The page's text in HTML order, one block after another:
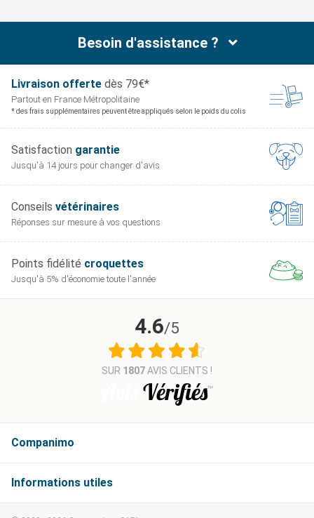
Besoin d'assistance ?
Livraison offerte dès 79€*
Partout en France Métropolitaine
* des frais supplémentaires peuvent être appliqués selon le poids du colis
Satisfaction garantie
Jusqu'à 14 jours pour changer d'avis
Conseils vétérinaires
Réponses sur mesure à vos questions
Points fidélité croquettes
Jusqu'à 5% d'économie toute l'année
Companimo
Informations
4.6/5
SUR 1807AVIS CLIENTS !